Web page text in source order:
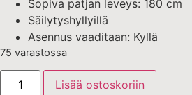
Sopiva patjan leveys: 180 cm
Säilytyshyllyillä
Asennus vaaditaan: Kyllä
75 varastossa
Lisää ostoskoriin